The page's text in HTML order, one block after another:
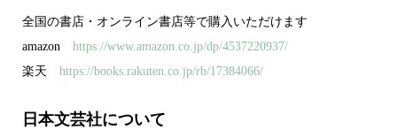
全国の書店・オンライン書店等で購入いただけます
amazon https://www.amazon.co.jp/dp/4537220937/
楽天 https://books.rakuten.co.jp/rb/17384066/
日本文芸社について